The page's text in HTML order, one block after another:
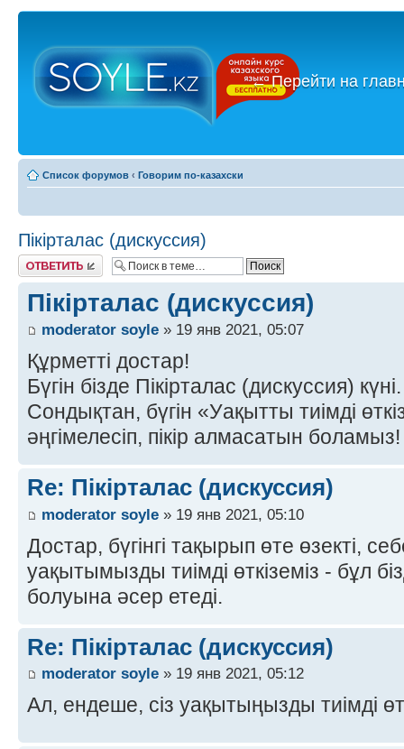
←Перейти на
Список форумов ‹ Говорим по-казахски
Пікірталас (дискуссия)
Ответить
Пікірталас (дискуссия)
moderator soyle » 19 янв 2021, 05:07
Құрметті достар!
Бүгін бізде Пікірталас (дискуссия) күні.
Сондықтан, бүгін «Уақытты тиімді
әңгімелесіп, пікір алмасатын боламыз!
Re: Пікірталас (дискуссия)
moderator soyle » 19 янв 2021, 05:10
Достар, бүгінгі тақырып өте өзекті,
уақытымызды тиімді өткіземіз - бұл
болуына әсер етеді.
Re: Пікірталас (дискуссия)
moderator soyle » 19 янв 2021, 05:12
Ал, ендеше, сіз уақытыңызды тиімді